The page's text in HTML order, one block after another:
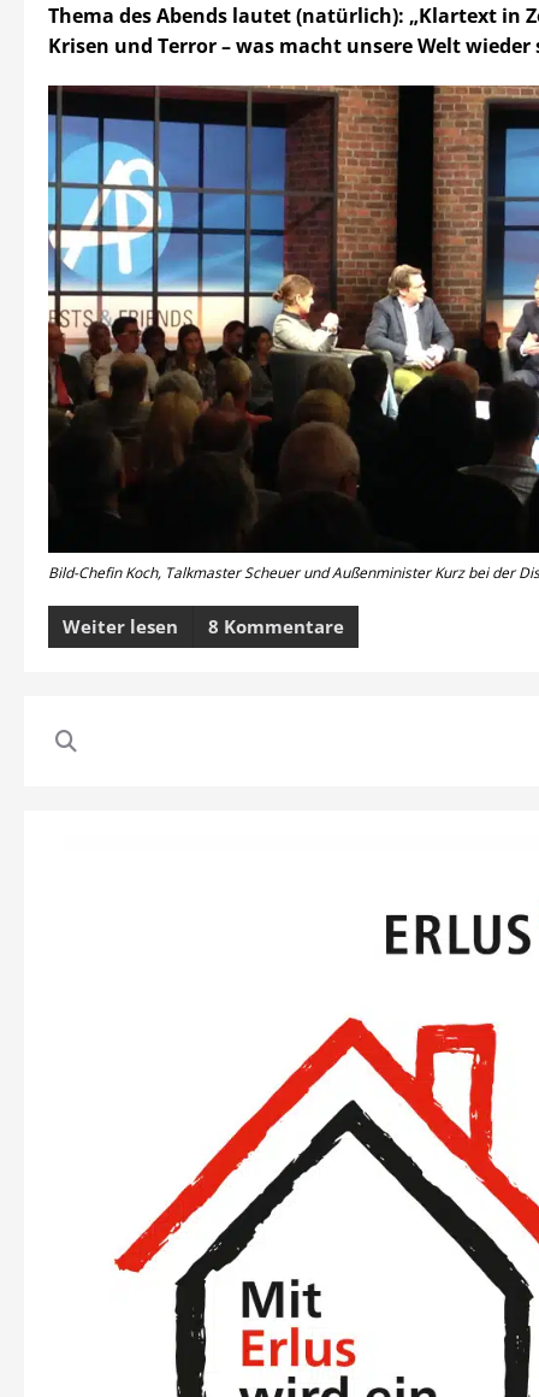
Thema des Abends lautet (natürlich): „Klartext in
Krisen und Terror – was macht unsere Welt wieder
Bild-Chefin Koch, Talkmaster Scheuer und Außenminister Kurz bei der
Weiter lesen 8 Kommentare